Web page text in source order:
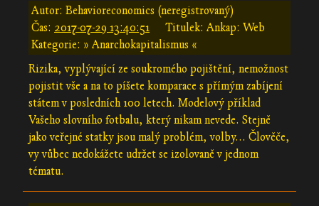
Autor: Behavioreconomics (neregistrovaný)
Čas: 2017-07-29 13:40:51
Titulek: Ankap: Web
Kategorie: » Anarchokapitalismus «
Rizika, vyplývající ze soukromého pojištění, nemožnost
pojistit vše a na to píšete komparace s přímým zabíjení
státem v posledních 100 letech. Modelový příklad
Vašeho slovního fotbalu, který nikam nevede. Stejně
jako veřejné statky jsou malý problém, volby... Člověče,
vy vůbec nedokážete udržet se izolovaně v jednom
tématu.